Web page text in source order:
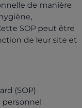
de manière
SOP peut être
de leur site et
(SOP)
personnel